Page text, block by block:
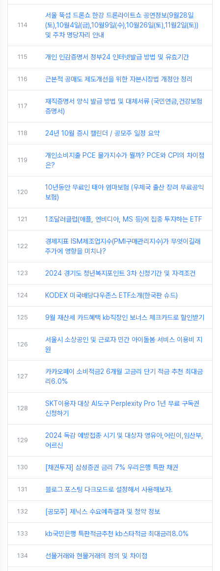
114
서울 뚝섬 드론쇼 한강 드론라이트쇼 공연정보(9월28일
(토),10월4일(금),10월9일(수),10월26일(토),11월2일(토))
및 주차 명당자리 안내
115 개인 인감증명서 정부24 인터넷발급 방법 및 유효기간
116 근본적 공매도 제도개선을 위한 자본시장법 개정안 정리
117
재직증명서 양식 발급 방법 및 대체서류 (국민연금,건강보험
증명서)
118 24년 10월 증시 캘린더 / 공모주 일정 요약
119
개인소비지출 PCE 물가지수가 뭘까? PCE와 CPI의 차이점
은?
120
10년동안 무료인 태아 엄마보험 (우체국 출산 장려 무료공익
보험)
121 1조달러클럽(애플, 엔비디아, MS 등)에 집중 투자하는 ETF
122
경제지표 ISM제조업지수(PMI구매관리지수)가 무엇이길래
주가에 영향을 미치나?
123 2024 경기도 청년복지포인트 3차 신청기간 및 자격조건
124 KODEX 미국배당다우존스 ETF소개(한국판 슈드)
125 9월 재산세 카드혜택 kb직장인 보너스 체크카드로 할인받기
126
서울시 소상공인 및 근로자 민간 아이돌봄 서비스 이용비 지
원
127
카카오페이 소비적금2 6개월 고금리 단기 적금 추천 최대금
리6.0%
128
SKT이용자 대상 AI도구 Perplexity Pro 1년 무료 구독권
신청하기
129
2024 독감 예방접종 시기 및 대상자 영유아,어린이,임산부,
어르신
130 [채권투자] 삼성증권 금리 7% 우리은행 특판 채권
131 블로그 포스팅 다크모드로 설정해서 사용해보자.
132 [공모주] 제닉스 수요예측결과 및 청약 정보
133 kb국민은행 특판적금추천 kb스타적금 최대금리8.0%
134 선물거래와 현물거래의 정의 및 차이점